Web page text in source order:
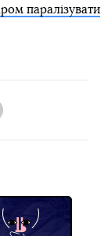
паралізувати